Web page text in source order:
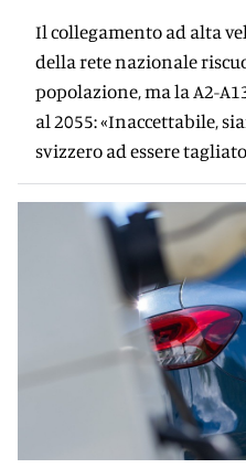
Il collegamento ad alta
della rete nazionale
popolazione, ma la A2-
al 2055: «Inaccettabile,
svizzero ad essere